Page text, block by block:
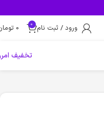
ورود / ثبت نام 0
0
تخفیف